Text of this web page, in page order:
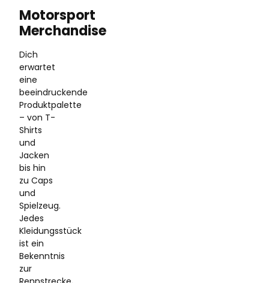
Motorsport
Merchandise
Dich
erwartet
eine
beeindruckende
Produktpalette
– von T-
Shirts
und
Jacken
bis hin
zu Caps
und
Spielzeug.
Jedes
Kleidungsstück
ist ein
Bekenntnis
zur